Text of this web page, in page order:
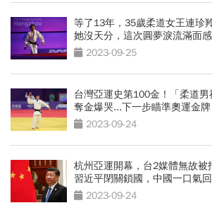
等了13年，35歲柔道女王連珍
她沒天分，這次圓夢淚流滿面
2023-09-25
台灣亞運史第100金！「柔道
奪金爆哭...下一步瞄準奧運金牌
2023-09-24
杭州亞運開幕，台2媒體無故被
習近平閉關鎖國，中國一口氣回
2023-09-24